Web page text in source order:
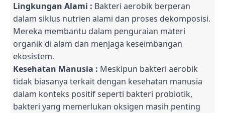
Lingkungan Alami : Bakteri aerobik berperan
dalam siklus nutrien alami dan proses dekomposisi.
Mereka membantu dalam penguraian materi
organik di alam dan menjaga keseimbangan
ekosistem.
Kesehatan Manusia : Meskipun bakteri aerobik
tidak biasanya terkait dengan kesehatan manusia
dalam konteks positif seperti bakteri probiotik,
bakteri yang memerlukan oksigen masih penting